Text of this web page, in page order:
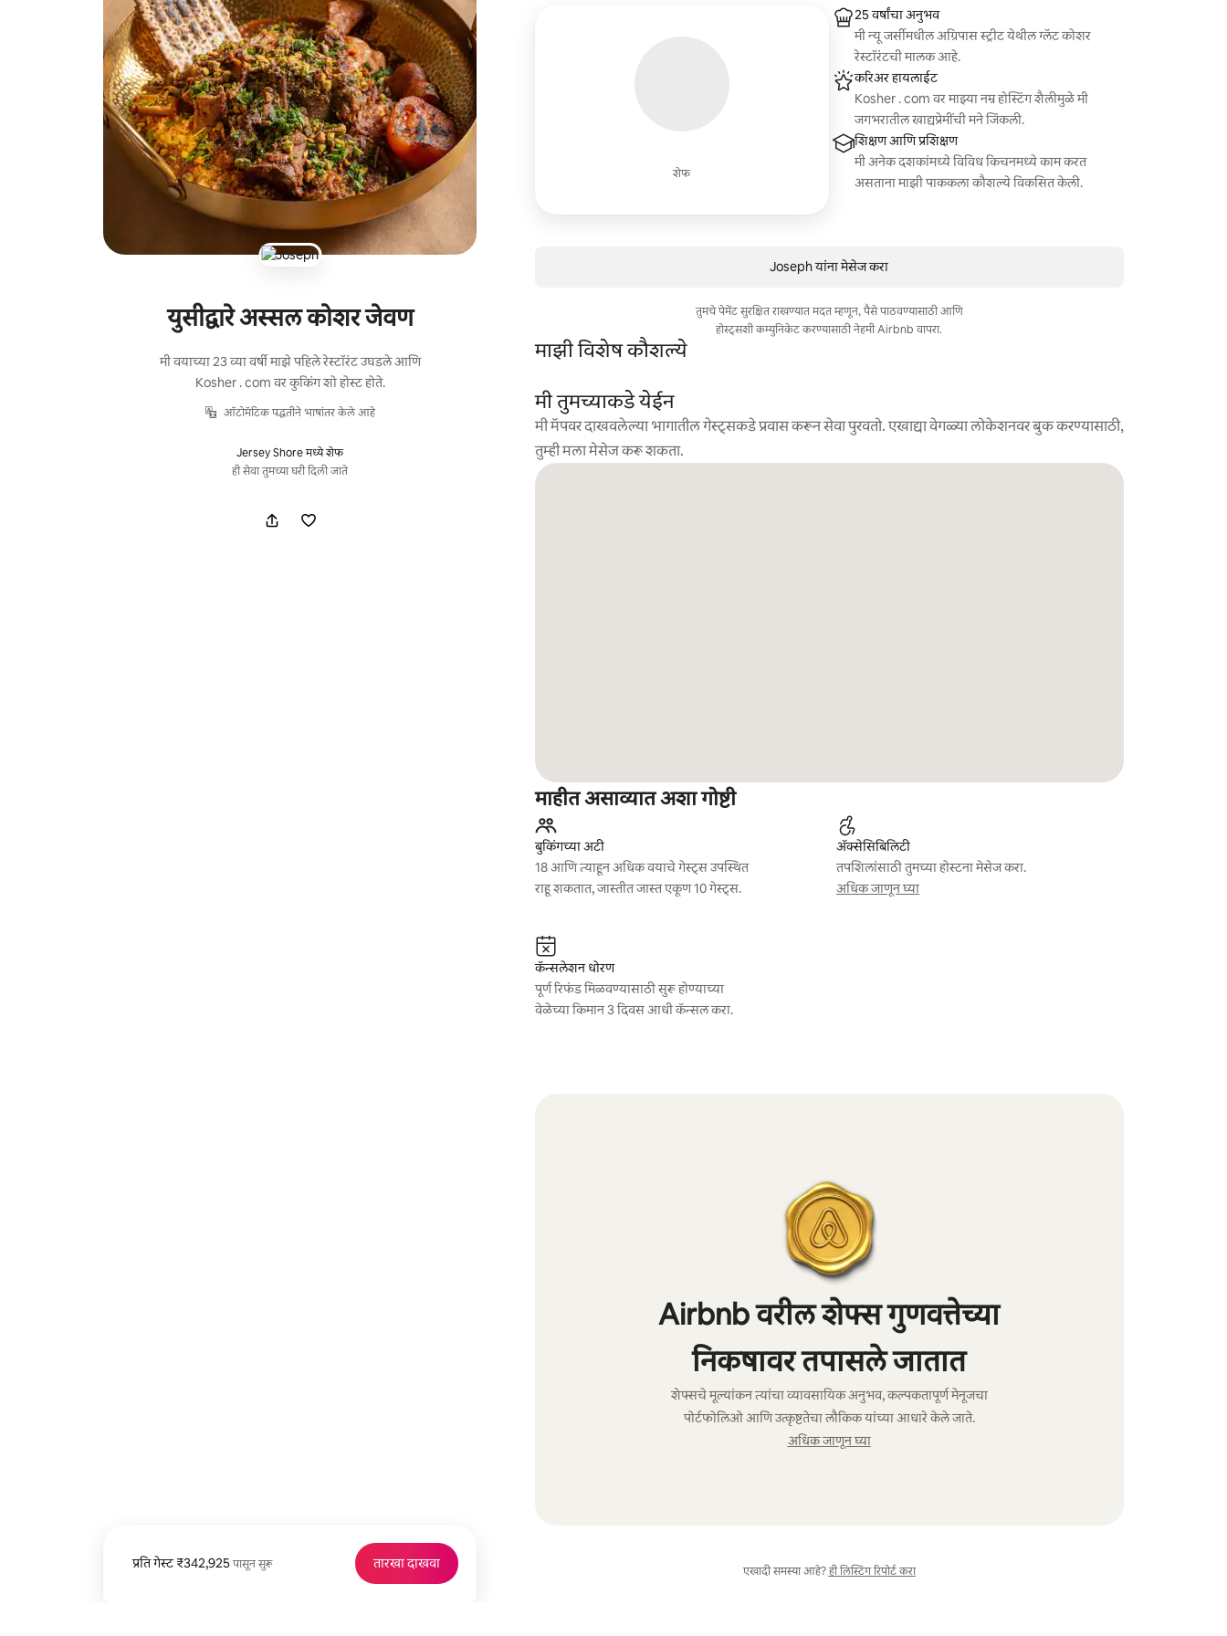
युसीद्वारे अस्सल कोशर जेवण
मी वयाच्या 23 व्या वर्षी माझे पहिले रेस्टॉरंट उघडले आणि
Kosher . com वर कुकिंग शो होस्ट होते.
ऑटोमॅटिक पद्धतीने भाषांतर केले आहे
Jersey Shore मध्ये शेफ
ही सेवा तुमच्या घरी दिली जाते
प्रति गेस्ट ₹342,925 पासून सुरू
प्रति गेस्ट ₹342,925 पासून तारखा दाखवा
शेफ
25 वर्षांचा अनुभव
मी न्यू जर्सीमधील अग्रिपास स्ट्रीट येथील ग्लॅट कोशर
रेस्टॉरंटची मालक आहे.
करिअर हायलाईट
Kosher . com वर माझ्या नम्र होस्टिंग शैलीमुळे मी
जगभरातील खाद्यप्रेमींची मने जिंकली.
शिक्षण आणि प्रशिक्षण
मी अनेक दशकांमध्ये विविध किचनमध्ये काम करत
असताना माझी पाककला कौशल्ये विकसित केली.
Joseph यांना मेसेज करा
तुमचे पेमेंट सुरक्षित राखण्यात मदत म्हणून, पैसे पाठवण्यासाठी आणि
होस्ट्सशी कम्युनिकेट करण्यासाठी नेहमी Airbnb वापरा.
माझी विशेष कौशल्ये
मी तुमच्याकडे येईन
मी मॅपवर दाखवलेल्या भागातील गेस्ट्सकडे प्रवास करून सेवा पुरवतो. एखाद्या वेगळ्या लोकेशनवर बुक करण्यासाठी,
तुम्ही मला मेसेज करू शकता.
माहीत असाव्यात अशा गोष्टी
बुकिंगच्या अटी
18 आणि त्याहून अधिक वयाचे गेस्ट्स उपस्थित
राहू शकतात, जास्तीत जास्त एकूण 10 गेस्ट्स.
ॲक्सेसिबिलिटी
तपशिलांसाठी तुमच्या होस्टना मेसेज करा.
अधिक जाणून घ्या
कॅन्सलेशन धोरण
पूर्ण रिफंड मिळवण्यासाठी सुरू होण्याच्या
वेळेच्या किमान 3 दिवस आधी कॅन्सल करा.
Airbnb वरील शेफ्स गुणवत्तेच्या
निकषावर तपासले जातात
शेफ्सचे मूल्यांकन त्यांचा व्यावसायिक अनुभव, कल्पकतापूर्ण मेनूजचा
पोर्टफोलिओ आणि उत्कृष्टतेचा लौकिक यांच्या आधारे केले जाते.
अधिक जाणून घ्या
एखादी समस्या आहे? ही लिस्टिंग रिपोर्ट करा